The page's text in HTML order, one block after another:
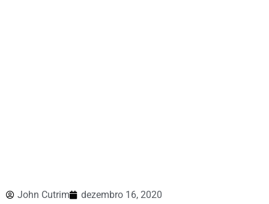
John Cutrim dezembro 16, 2020